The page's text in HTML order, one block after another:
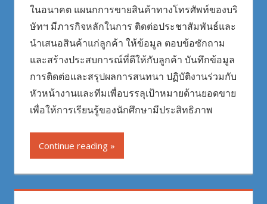
ในอนาคต แผนกการขายสินค้าทางโทรศัพท์ของบริ
ษัทฯ มีภารกิจหลักในการ ติดต่อประชาสัมพันธ์และ
นำเสนอสินค้าแก่ลูกค้า ให้ข้อมูล ตอบข้อซักถาม
และสร้างประสบการณ์ที่ดีให้กับลูกค้า บันทึกข้อมูล
การติดต่อและสรุปผลการสนทนา ปฏิบัติงานร่วมกับ
หัวหน้างานและทีมเพื่อบรรลุเป้าหมายด้านยอดขาย
เพื่อให้การเรียนรู้ของนักศึกษามีประสิทธิภาพ
Continue reading